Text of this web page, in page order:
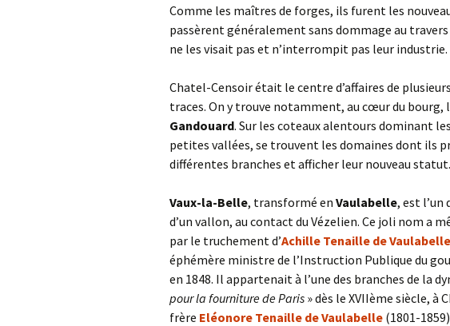
Comme les maîtres de forges, ils furent les
passèrent généralement sans dommage au
ne les visait pas et n’interrompit pas leur industrie.
Chatel-Censoir était le centre d’affaires de
traces. On y trouve notamment, au cœur du bourg,
Gandouard. Sur les coteaux alentours dominant
petites vallées, se trouvent les domaines dont ils
différentes branches et afficher leur nouveau statut.
Vaux-la-Belle, transformé en Vaulabelle, est l’un
d’un vallon, au contact du Vézelien. Ce joli nom a
par le truchement d’Achille Tenaille de Vaulabelle
éphémère ministre de l’Instruction Publique du
en 1848. Il appartenait à l’une des branches de la
pour la fourniture de Paris » dès le XVIIème siècle,
frère Eléonore Tenaille de Vaulabelle (1801-